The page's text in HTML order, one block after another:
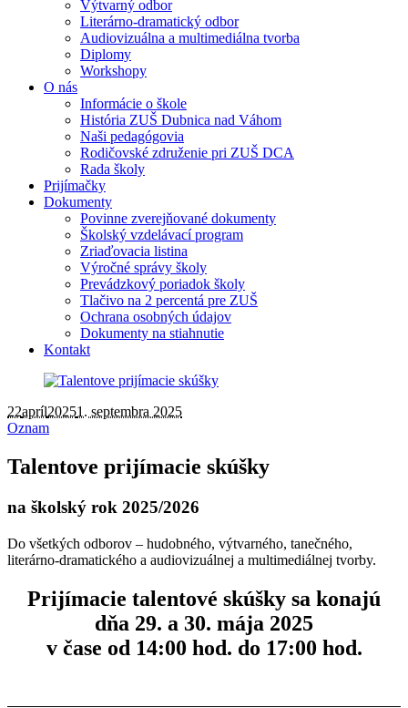
Výtvarný odbor
Literárno-dramatický odbor
Audiovizuálna a multimediálna tvorba
Diplomy
Workshopy
O nás
Informácie o škole
História ZUŠ Dubnica nad Váhom
Naši pedagógovia
Rodičovské združenie pri ZUŠ DCA
Rada školy
Prijímačky
Dokumenty
Povinne zverejňované dokumenty
Školský vzdelávací program
Zriaďovacia listina
Výročné správy školy
Prevádzkový poriadok školy
Tlačivo na 2 percentá pre ZUŠ
Ochrana osobných údajov
Dokumenty na stiahnutie
Kontakt
22apríl20251. septembra 2025
Oznam
Talentove prijímacie skúšky
na školský rok 2025/2026
Do všetkých odborov – hudobného, výtvarného, tanečného,
literárno-dramatického a audiovizuálnej a multimediálnej tvorby.
Prijímacie talentové skúšky sa konajú
dňa 29. a 30. mája 2025
v čase od 14:00 hod. do 17:00 hod.